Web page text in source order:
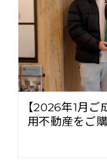
【2026年1月
用不動産をご